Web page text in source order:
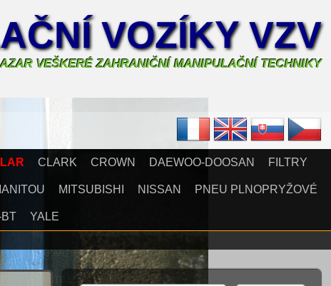
VOZÍKY VZV
VEŠKERÉ ZAHRANIČNÍ MANIPULAČNÍ TECHNIKY
CLARK CROWN DAEWOO-DOOSAN FILTRY
MITSUBISHI NISSAN PNEU PLNOPRYŽOVÉ
YALE